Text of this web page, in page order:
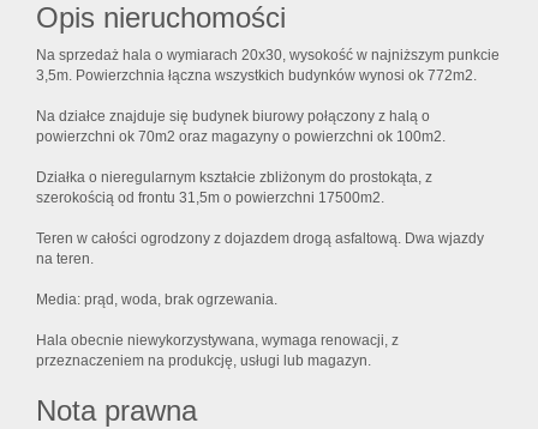
Opis nieruchomości
Na sprzedaż hala o wymiarach 20x30, wysokość w najniższym punkcie
3,5m. Powierzchnia łączna wszystkich budynków wynosi ok 772m2.
Na działce znajduje się budynek biurowy połączony z halą o
powierzchni ok 70m2 oraz magazyny o powierzchni ok 100m2.
Działka o nieregularnym kształcie zbliżonym do prostokąta, z
szerokością od frontu 31,5m o powierzchni 17500m2.
Teren w całości ogrodzony z dojazdem drogą asfaltową. Dwa wjazdy
na teren.
Media: prąd, woda, brak ogrzewania.
Hala obecnie niewykorzystywana, wymaga renowacji, z
przeznaczeniem na produkcję, usługi lub magazyn.
Nota prawna